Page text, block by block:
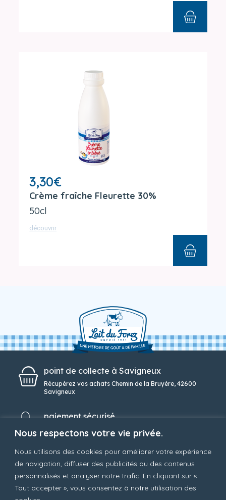
Nous respectons votre vie privée.
Nous utilisons des cookies pour améliorer votre expérience
de navigation, diffuser des publicités ou des contenus
personnalisés et analyser notre trafic. En cliquant sur «
Tout accepter », vous consentez à notre utilisation des
3,30€
Crème fraîche Fleurette 30%
50cl
découvrir
point de collecte à Savigneux
Récupérez vos achats Chemin de la Bruyère, 42600
Savigneux
paiement sécurisé
Une solution de paiement simple et sécurisée
service client
Notre service client toujours à votre écoute au 04 77
96 88 80